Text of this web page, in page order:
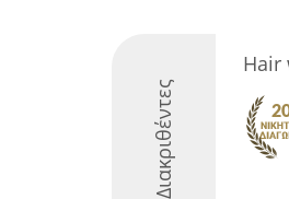
Διακριθέντες
Hair